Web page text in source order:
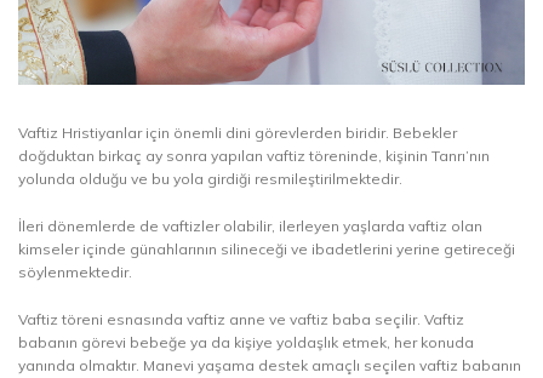
Vaftiz Hristiyanlar için önemli dini görevlerden biridir. Bebekler
doğduktan birkaç ay sonra yapılan vaftiz töreninde, kişinin Tanrı’nın
yolunda olduğu ve bu yola girdiği resmileştirilmektedir.
İleri dönemlerde de vaftizler olabilir, ilerleyen yaşlarda vaftiz olan
kimseler içinde günahlarının silineceği ve ibadetlerini yerine getireceği
söylenmektedir.
Vaftiz töreni esnasında vaftiz anne ve vaftiz baba seçilir. Vaftiz
babanın görevi bebeğe ya da kişiye yoldaşlık etmek, her konuda
yanında olmaktır. Manevi yaşama destek amaçlı seçilen vaftiz babanın